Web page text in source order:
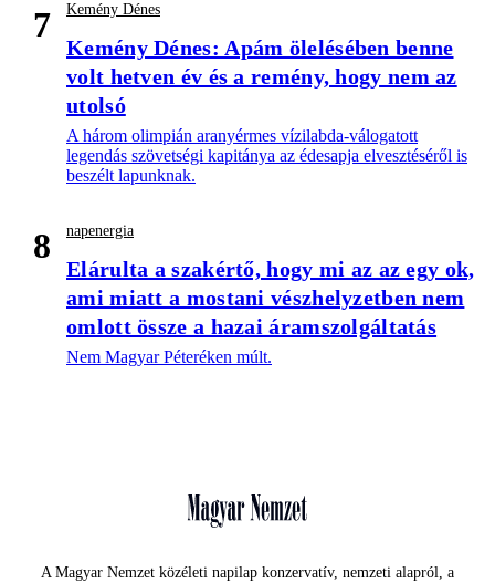
7 Kemény Dénes
Kemény Dénes: Apám ölelésében benne
volt hetven év és a remény, hogy nem az
utolsó
A három olimpián aranyérmes vízilabda-válogatott
legendás szövetségi kapitánya az édesapja elvesztéséről is
beszélt lapunknak.
8 napenergia
Elárulta a szakértő, hogy mi az az egy ok,
ami miatt a mostani vészhelyzetben nem
omlott össze a hazai áramszolgáltatás
Nem Magyar Péteréken múlt.
A Magyar Nemzet közéleti napilap konzervatív, nemzeti alapról, a